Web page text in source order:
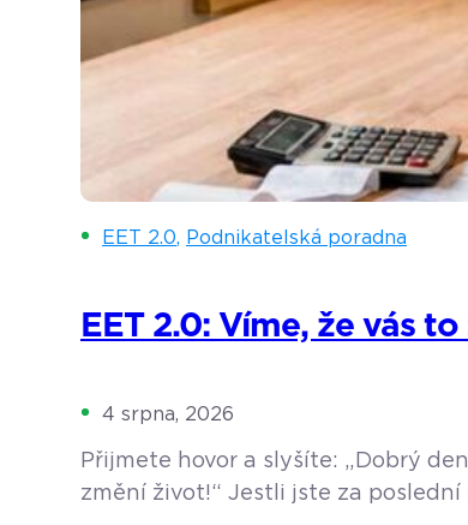
EET 2.0, Podnikatelská poradna
EET 2.0: Víme, že vás
4 srpna, 2026
Přijmete hovor a slyšíte: „Dobrý
změní život!“ Jestli jste za